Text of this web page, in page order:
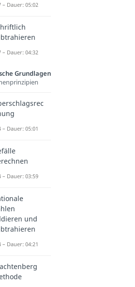
– Dauer: 05:02
– Dauer: 04:32
Grundlagen
– Dauer: 05:01
– Dauer: 03:59
und
– Dauer: 04:21